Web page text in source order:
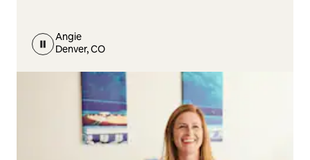
Angie
Denver, CO